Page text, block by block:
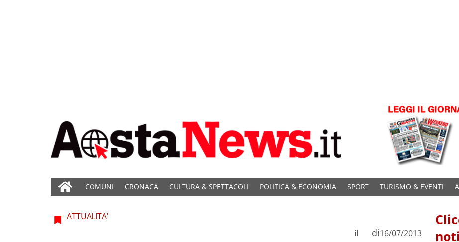
COMUNI CRONACA CULTURA & SPETTACOLI POLITICA & ECONOMIA SPORT TURISMO & EVENTI
ATTUALITA'
di
il 16/07/2013